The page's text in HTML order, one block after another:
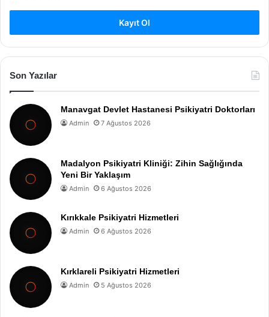
Kayıt Ol
Son Yazılar
Manavgat Devlet Hastanesi Psikiyatri Doktorları
Admin 7 Ağustos 2026
Madalyon Psikiyatri Kliniği: Zihin Sağlığında
Yeni Bir Yaklaşım
Admin 6 Ağustos 2026
Kırıkkale Psikiyatri Hizmetleri
Admin 6 Ağustos 2026
Kırklareli Psikiyatri Hizmetleri
Admin 5 Ağustos 2026